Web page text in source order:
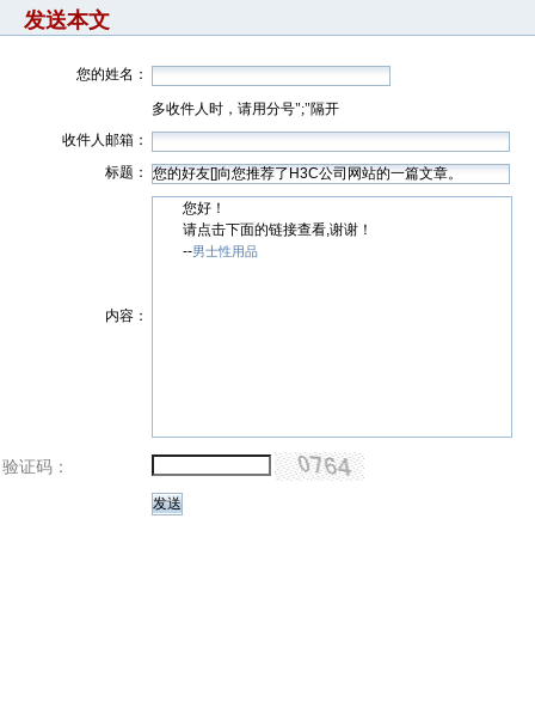
发送本文
您的姓名：
多收件人时，请用分号";"隔开
收件人邮箱：
标题：
内容：
您好！
请点击下面的链接查看,谢谢！
--男士性用品
验证码：